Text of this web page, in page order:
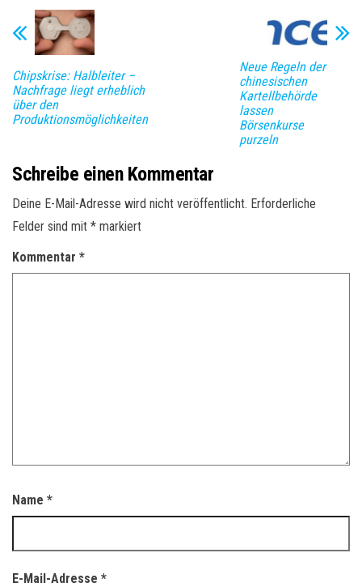
Chipskrise: Halbleiter –
Nachfrage liegt erheblich
über den
Produktionsmöglichkeiten
Neue Regeln der
chinesischen
Kartellbehörde
lassen
Börsenkurse
purzeln
Schreibe einen Kommentar
Deine E-Mail-Adresse wird nicht veröffentlicht. Erforderliche
Felder sind mit * markiert
Kommentar *
Name *
E-Mail-Adresse *